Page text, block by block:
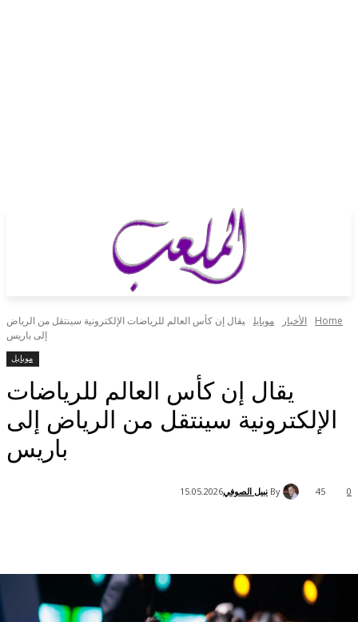
الأخبار موبايل
يقال إن كأس العالم للرياضات الإلكترونية سينتقل من الرياض
يقال إن كأس العالم للرياضات
سينتقل من الرياض إلى
باريس
By نبيل الصوفي15.05.2026